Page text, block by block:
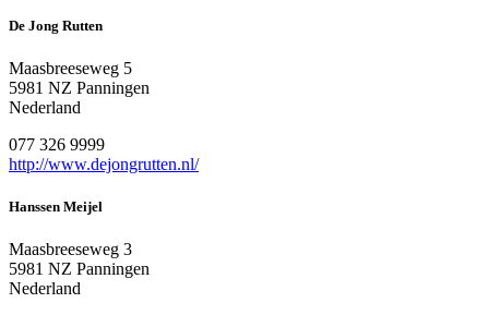
De Jong Rutten
Maasbreeseweg 5
5981 NZ Panningen
Nederland
077 326 9999
http://www.dejongrutten.nl/
Hanssen Meijel
Maasbreeseweg 3
5981 NZ Panningen
Nederland